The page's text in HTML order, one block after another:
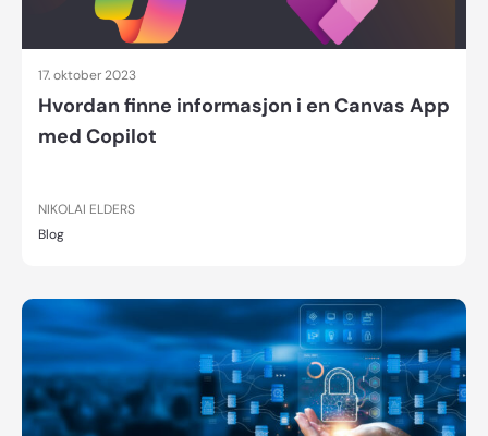
17. oktober 2023
Hvordan finne informasjon i en Canvas App
med Copilot
NIKOLAI ELDERS
Blog